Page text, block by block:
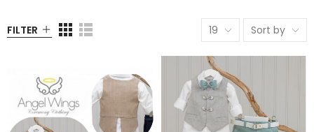
FILTER 19 Sort by